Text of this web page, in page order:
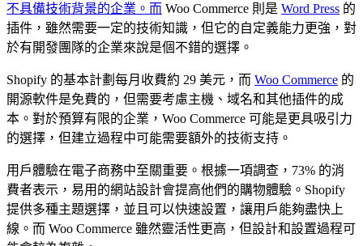
不具備技術背景的企業。而 Woo Commerce 則是 Word Press 的
插件，雖然需要一定的技術知識，但它的自定義能力更強，對
於有開發團隊的企業來說是個不錯的選擇。
Shopify 的基本計劃每月收費約 29 美元，而 Woo Commerce 的
開源軟件是免費的，但需要考慮主機、域名和其他插件的成
本。對於預算有限的企業，Woo Commerce 可能是更具吸引力
的選擇，但建立過程中可能需要額外的技術支持。
用戶體驗在電子商務中至關重要。根據一項調查，73% 的消
費者表示，易用的網站設計會提高他們的購物體驗。Shopify
提供多種主題選擇，並且可以快速設置，讓用戶能夠盡快上
線。而 Woo Commerce 雖然靈活性更高，但設計和設置過程可